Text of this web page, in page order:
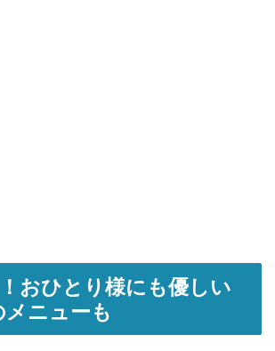
おひとり様にも優しい
メニューも